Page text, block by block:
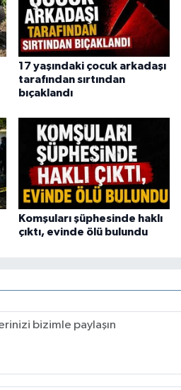
17 yaşındaki çocuk arkadaşı
tarafından sırtından
bıçaklandı
Komşuları şüphesinde haklı
çıktı, evinde ölü bulundu